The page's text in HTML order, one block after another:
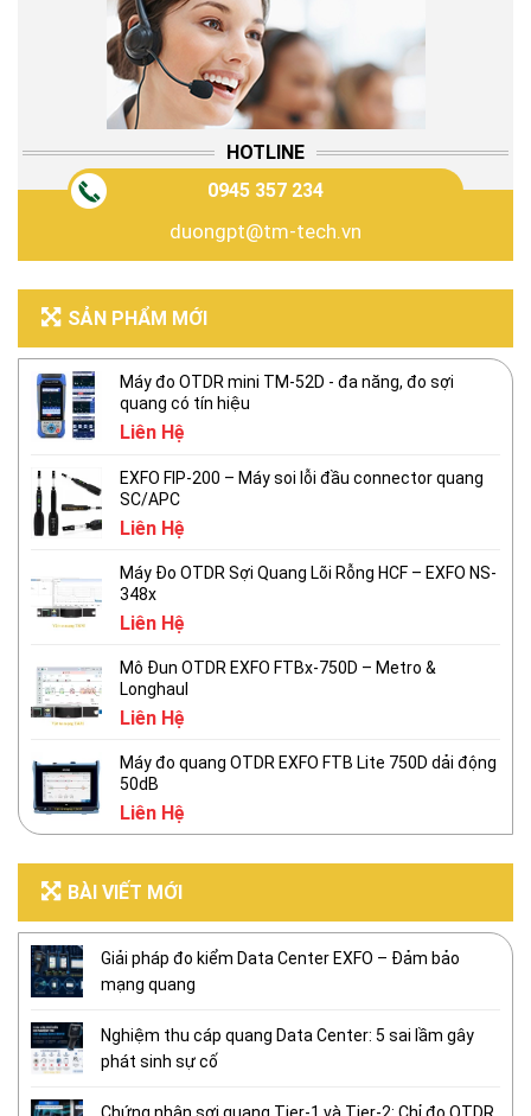
HOTLINE
0945 357 234
duongpt@tm-tech.vn
SẢN PHẨM MỚI
Máy đo OTDR mini TM-52D - đa năng, đo sợi
quang có tín hiệu
Liên Hệ
EXFO FIP-200 – Máy soi lỗi đầu connector quang
SC/APC
Liên Hệ
Máy Đo OTDR Sợi Quang Lõi Rỗng HCF – EXFO NS-
348x
Liên Hệ
Mô Đun OTDR EXFO FTBx-750D – Metro &
Longhaul
Liên Hệ
Máy đo quang OTDR EXFO FTB Lite 750D dải động
50dB
Liên Hệ
BÀI VIẾT MỚI
Giải pháp đo kiểm Data Center EXFO – Đảm bảo
mạng quang
Nghiệm thu cáp quang Data Center: 5 sai lầm gây
phát sinh sự cố